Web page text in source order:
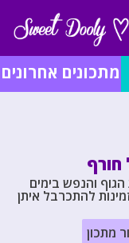
מתכונים אחרונים
חורף
והנפש בימים
להתכרבל איתן
מתכון